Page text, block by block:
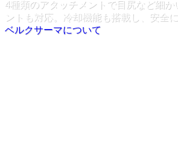
4種類のアタッチメントで目尻など細か
ントも対応。冷却機能も搭載し、安全
ベルクサーマについて